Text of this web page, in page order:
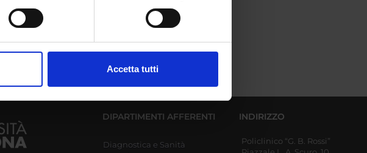
sui cookie.
Accetta tutti
DIPARTIMENTI AFFERENTI
Diagnostica e Sanità
INDIRIZZO
Policlinico “G. B. Rossi”